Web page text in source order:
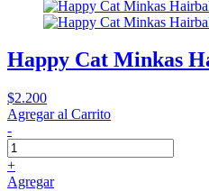
Happy Cat Minkas
$2.200
Agregar al Carrito
-
+
Agregar